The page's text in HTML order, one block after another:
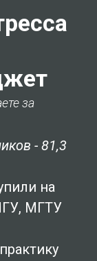
за
- 81,3
на
МГТУ